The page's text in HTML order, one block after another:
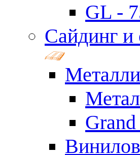
GL -
Сайдинг